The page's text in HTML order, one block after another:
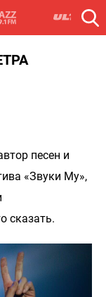
песен и
«Звуки Му»,
сказать.